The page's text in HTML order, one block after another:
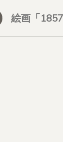
絵画「